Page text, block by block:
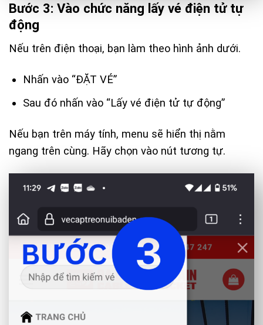
Bước 3: Vào chức năng lấy vé điện tử tự
động
Nếu trên điện thoại, bạn làm theo hình ảnh dưới.
Nhấn vào “ĐẶT VÉ”
Sau đó nhấn vào “Lấy vé điện tử tự động”
Nếu bạn trên máy tính, menu sẽ hiển thị nằm
ngang trên cùng. Hãy chọn vào nút tương tự.